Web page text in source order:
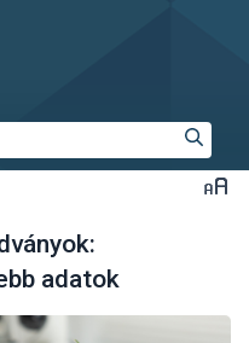
adatok